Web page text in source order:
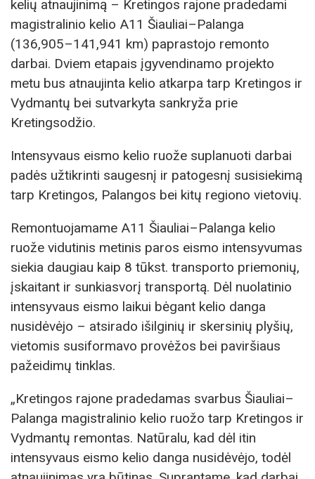
kelių atnaujinimą – Kretingos rajone pradedami
magistralinio kelio A11 Šiauliai–Palanga
(136,905–141,941 km) paprastojo remonto
darbai. Dviem etapais įgyvendinamo projekto
metu bus atnaujinta kelio atkarpa tarp Kretingos ir
Vydmantų bei sutvarkyta sankryža prie
Kretingsodžio.
Intensyvaus eismo kelio ruože suplanuoti darbai
padės užtikrinti saugesnį ir patogesnį susisiekimą
tarp Kretingos, Palangos bei kitų regiono vietovių.
Remontuojamame A11 Šiauliai–Palanga kelio
ruože vidutinis metinis paros eismo intensyvumas
siekia daugiau kaip 8 tūkst. transporto priemonių,
įskaitant ir sunkiasvorį transportą. Dėl nuolatinio
intensyvaus eismo laikui bėgant kelio danga
nusidėvėjo – atsirado išilginių ir skersinių plyšių,
vietomis susiformavo provėžos bei paviršiaus
pažeidimų tinklas.
„Kretingos rajone pradedamas svarbus Šiauliai–
Palanga magistralinio kelio ruožo tarp Kretingos ir
Vydmantų remontas. Natūralu, kad dėl itin
intensyvaus eismo kelio danga nusidėvėjo, todėl